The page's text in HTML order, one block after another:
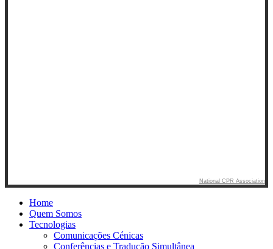
National CPR Association
Home
Quem Somos
Tecnologias
Comunicações Cénicas
Conferências e Tradução Simultânea